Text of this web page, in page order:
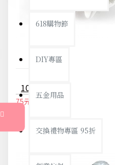
618購物節
DIY專區
五金用品
交換禮物專區 95折
75元